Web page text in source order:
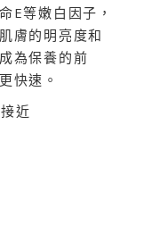
E等嫩白因子，
膚的明亮度和
為保養的前
快速。
近